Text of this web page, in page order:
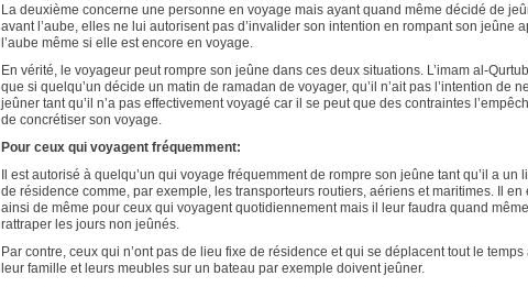
La deuxième concerne une personne en voyage mais ayant quand même décidé de
avant l’aube, elles ne lui autorisent pas d’invalider son intention en rompant son jeûne
l’aube même si elle est encore en voyage.
En vérité, le voyageur peut rompre son jeûne dans ces deux situations. L’imam al-
que si quelqu’un décide un matin de ramadan de voyager, qu’il n’ait pas l’intention de
jeûner tant qu’il n’a pas effectivement voyagé car il se peut que des contraintes
de concrétiser son voyage.
Pour ceux qui voyagent fréquemment:
Il est autorisé à quelqu’un qui voyage fréquemment de rompre son jeûne tant qu’il a un
de résidence comme, par exemple, les transporteurs routiers, aériens et maritimes. Il en
ainsi de même pour ceux qui voyagent quotidiennement mais il leur faudra quand même
rattraper les jours non jeûnés.
Par contre, ceux qui n’ont pas de lieu fixe de résidence et qui se déplacent tout le temps
leur famille et leurs meubles sur un bateau par exemple doivent jeûner.